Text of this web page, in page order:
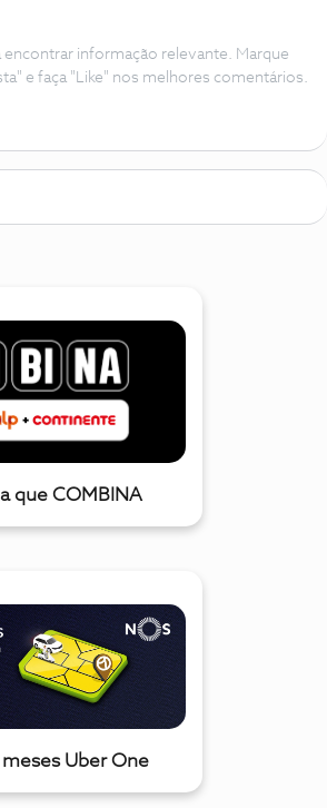
encontrar informação relevante. Marque
e faça "Like" nos melhores comentários.
que COMBINA
Uber One